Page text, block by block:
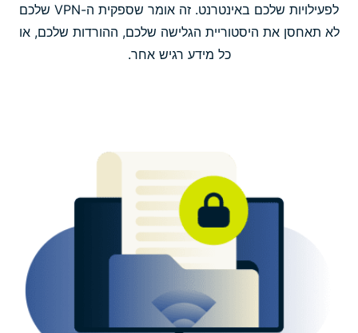
מה ExpressVPN שומרת ומדוע
למידע נוסף אודות השימוש ב-VPN
צריכים VPN שלא שומר יומני חיבור או פעילות?
לפעילויות שלכם באינטרנט. זה אומר שספקית ה-VPN שלכם
לא תאחסן את היסטוריית הגלישה שלכם, ההורדות שלכם, או
כל מידע רגיש אחר.